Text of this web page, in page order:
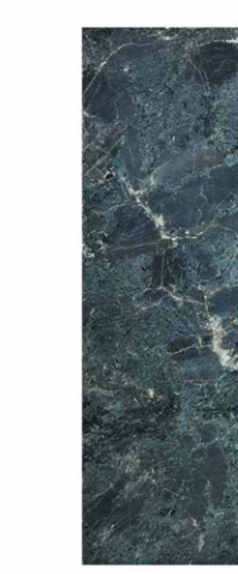
Камни для печей
Двери для сауны
Аксессуары
Ароматерапия
Комплектующие и
Гималайская соль
Аудио/Акустика
Освещение
Дерево для бани
Плитка из камня
SPA-Технология
Иди в Баню
Spitzner
Mondex
Black Banya
MORZH
TechHolland
Blumenberg
HygroMatik
Kusaterm
Klover
KERKES